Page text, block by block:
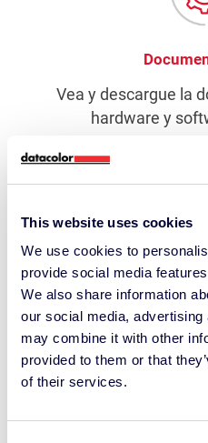
This website uses cookies
We use cookies to
provide social media
We also share information
our social media,
may combine it with other
provided to them or that
of their services.
Vea y descargue la
hardware y
Póngase en contacto
asistencia directa
necesidades de